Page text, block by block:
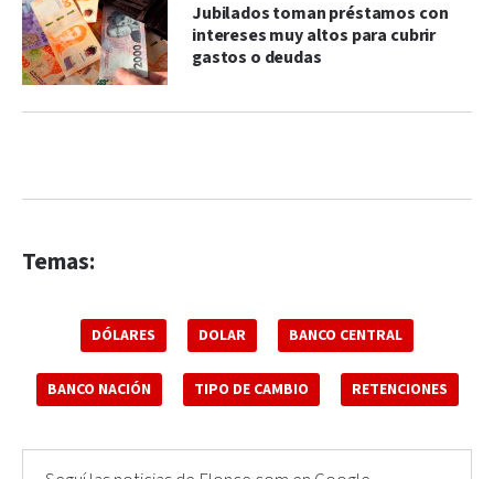
Jubilados toman préstamos con
intereses muy altos para cubrir
gastos o deudas
Temas:
DÓLARES DOLAR BANCO CENTRAL
BANCO NACIÓN TIPO DE CAMBIO RETENCIONES